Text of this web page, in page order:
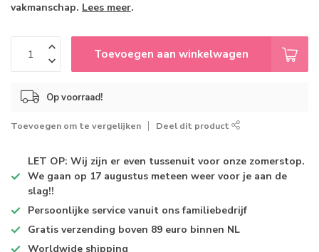
vakmanschap. Lees meer.
Toevoegen aan winkelwagen
Op voorraad!
Toevoegen om te vergelijken Deel dit product
LET OP: Wij zijn er even tussenuit voor onze zomerstop.
We gaan op 17 augustus meteen weer voor je aan de
slag!!
Persoonlijke service vanuit ons familiebedrijf
Gratis verzending boven 89 euro binnen NL
Worldwide shipping